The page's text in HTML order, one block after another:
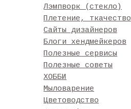
Лэмпворк (стекло)
Плетение, ткачество
Сайты дизайнеров
Блоги хендмейкеров
Полезные сервисы
Полезные советы
ХОББИ
Мыловарение
Цветоводство